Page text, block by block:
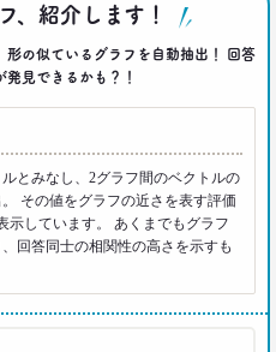
てごらんなさい。あなたが
せましょう」
見る
、紹介します！
の似ているグラフを自動抽出！ 回答
見できるかも？！
とみなし、2グラフ間のベクトルの
その値をグラフの近さを表す評価
示しています。 あくまでもグラフ
回答同士の相関性の高さを示すも